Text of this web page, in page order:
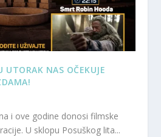
UTORAK NAS OČEKUJE
i ove godine donosi filmske
U sklopu Posuškog lita...